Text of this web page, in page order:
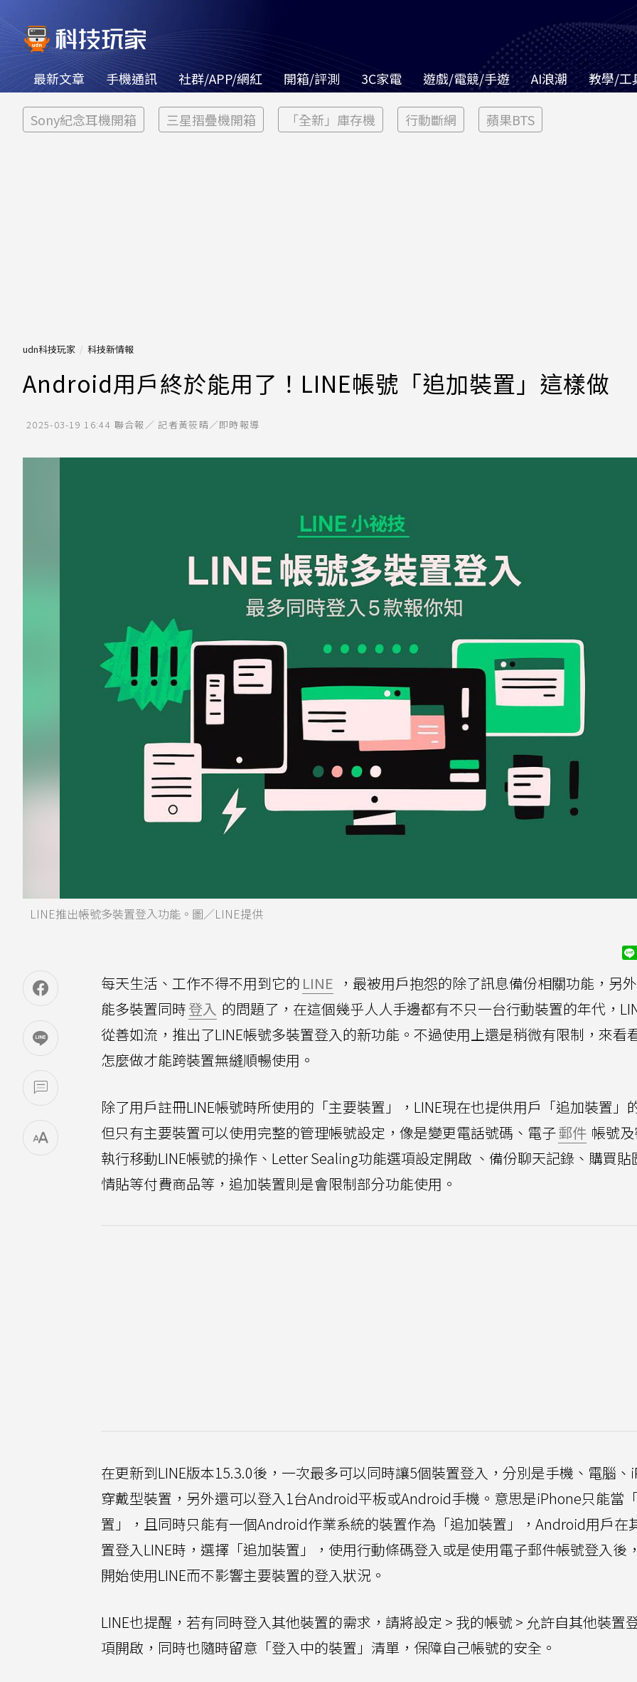
最新文章 手機通訊 社群/APP/網紅 開箱/評測 3C家電 遊戲/電競/手遊 AI浪潮 教學/工
Sony紀念耳機開箱 三星摺疊機開箱 「全新」庫存機 行動斷網 蘋果BTS
udn科技玩家 科技新情報
Android用戶終於能用了！LINE帳號「追加裝置」這樣做
2025-03-19 16:44 聯合報／ 記者黃筱晴／即時報導
LINE推出帳號多裝置登入功能。圖／LINE提供
每天生活、工作不得不用到它的 LINE ，最被用戶抱怨的除了訊息備份相關功能，另
能多裝置同時登入 的問題了，在這個幾乎人人手邊都有不只一台行動裝置的年代，
從善如流，推出了LINE帳號多裝置登入的新功能。不過使用上還是稍微有限制，來看
怎麼做才能跨裝置無縫順暢使用。
除了用戶註冊LINE帳號時所使用的「主要裝置」，LINE現在也提供用戶「追加裝置」
但只有主要裝置可以使用完整的管理帳號設定，像是變更電話號碼、電子郵件 帳號
執行移動LINE帳號的操作、Letter Sealing功能選項設定開啟 、備份聊天記錄、購買貼
情貼等付費商品等，追加裝置則是會限制部分功能使用。
在更新到LINE版本15.3.0後，一次最多可以同時讓5個裝置登入，分別是手機、電腦、
穿戴型裝置，另外還可以登入1台Android平板或Android手機。意思是iPhone只能當
置」，且同時只能有一個Android作業系統的裝置作為「追加裝置」，Android用戶在
置登入LINE時，選擇「追加裝置」，使用行動條碼登入或是使用電子郵件帳號登入後
開始使用LINE而不影響主要裝置的登入狀況。
LINE也提醒，若有同時登入其他裝置的需求，請將設定 > 我的帳號 > 允許自其他裝置
項開啟，同時也隨時留意「登入中的裝置」清單，保障自己帳號的安全。